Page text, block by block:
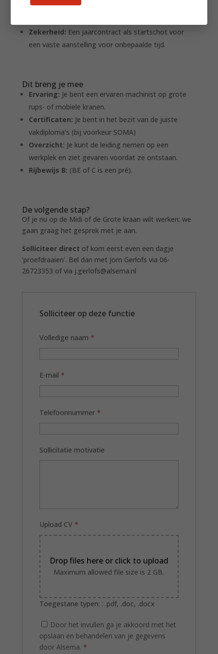
Extra’s:Winstdeling, reisurenvergoeding, telefoon,
Zekerheid: Een jaarcontract als startschot voor
een vaste aanstelling voor onbepaalde tijd.
Dit breng je mee
Ervaring: Je bent een ervaren machinist op grote
rups- of mobiele kranen.
Certificaten: Je bent in het bezit van de juiste
vakdiploma’s (bij voorkeur SOMA)
Overzicht: Je kunt de leiding nemen op een
werkplek en ziet gevaren voordat ze ontstaan.
Rijbewijs B: (BE of C is een pré).
De volgende stap?
Of je nu op de Midi of de Grote kraan wilt werken: we
gaan graag het gesprek met je aan.
Solliciteer direct of kom eerst even een dagje
‘proefdraaien’. Bel dan met Jorn Gerlofs via 06-
26723353 of via j.gerlofs@alsema.nl
Solliciteer op deze functie
Volledige naam *
E-mail *
Telefoonnummer *
Sollicitatie motivatie
Upload CV *
Drop files here or click to upload
Maximum allowed file size is 2 GB.
Toegestane typen: : .pdf, .doc, .docx
Door het invullen ga je akkoord met het
opslaan en behandelen van je gegevens
door Alsema. *